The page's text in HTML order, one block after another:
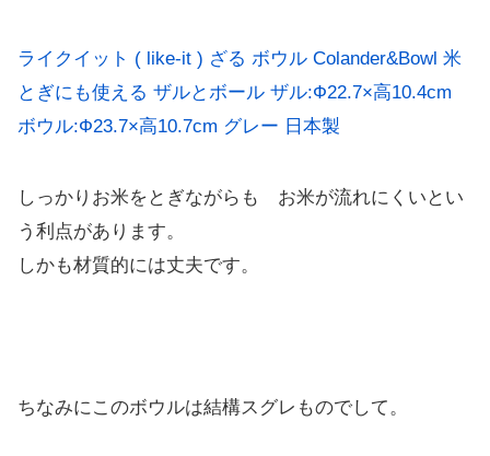
ライクイット ( like-it ) ざる ボウル Colander&Bowl 米
とぎにも使える ザルとボール ザル:Ф22.7×高10.4cm
ボウル:Ф23.7×高10.7cm グレー 日本製
しっかりお米をとぎながらも お米が流れにくいとい
う利点があります。
しかも材質的には丈夫です。
ちなみにこのボウルは結構スグレものでして。